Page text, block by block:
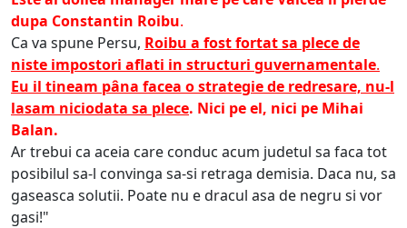
dupa Constantin Roibu.
Ca va spune Persu, Roibu a fost fortat sa plece de
niste impostori aflati in structuri guvernamentale.
Eu il tineam pâna facea o strategie de redresare, nu-l
lasam niciodata sa plece. Nici pe el, nici pe Mihai
Balan.
Ar trebui ca aceia care conduc acum judetul sa faca tot
posibilul sa-l convinga sa-si retraga demisia. Daca nu, sa
gaseasca solutii. Poate nu e dracul asa de negru si vor
gasi!"